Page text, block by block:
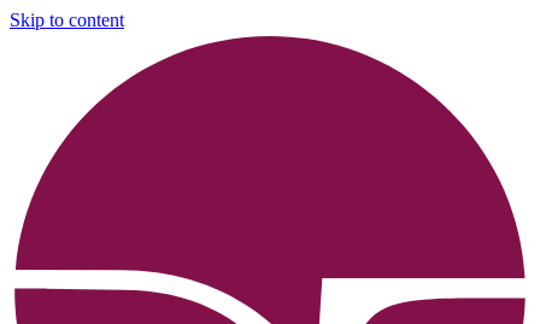
Skip to content